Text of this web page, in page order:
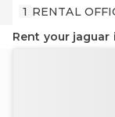
1 RENTAL
Rent your jaguar